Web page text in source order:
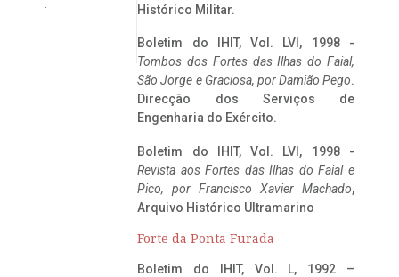
Histórico Militar.
Boletim do IHIT, Vol. LVI, 1998 -
Tombos dos Fortes das Ilhas do Faial,
São Jorge e Graciosa, por Damião Pego.
Direcção dos Serviços de
Engenharia do Exército.
Boletim do IHIT, Vol. LVI, 1998 -
Revista aos Fortes das Ilhas do Faial e
Pico, por Francisco Xavier Machado,
Arquivo Histórico Ultramarino
Forte da Ponta Furada
Boletim do IHIT, Vol. L, 1992 –